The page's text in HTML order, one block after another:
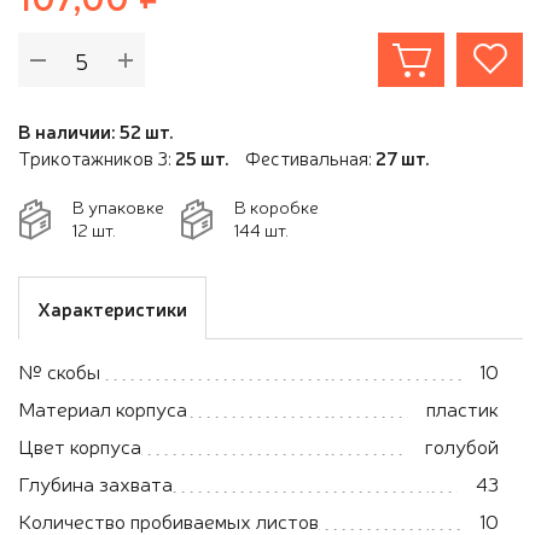
В наличии: 52 шт.
Трикотажников 3: 25 шт. Фестивальная: 27 шт.
В упаковке
12 шт.
В коробке
144 шт.
Характеристики
№ скобы
10
Материал корпуса
пластик
Цвет корпуса
голубой
Глубина захвата
43
Количество пробиваемых листов
10